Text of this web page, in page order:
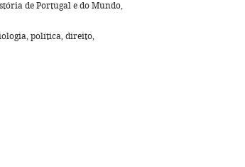
de Portugal e do Mundo,
política, direito,